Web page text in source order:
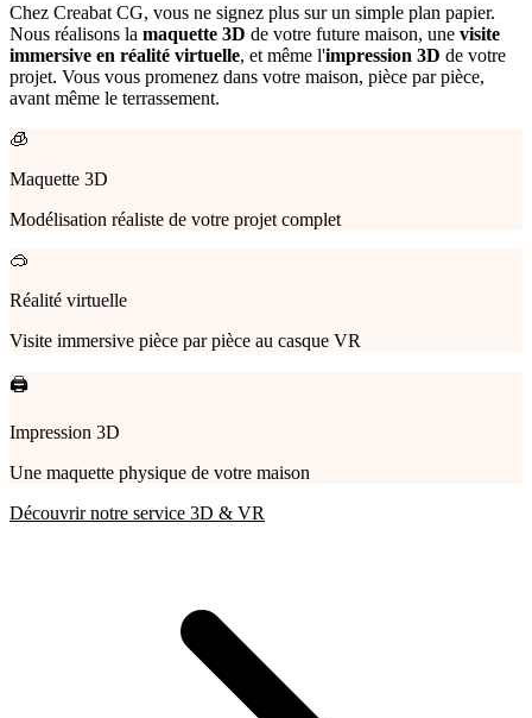
Chez Creabat CG, vous ne signez plus sur un simple plan papier.
Nous réalisons la maquette 3D de votre future maison, une visite
immersive en réalité virtuelle, et même l'impression 3D de votre
projet. Vous vous promenez dans votre maison, pièce par pièce,
avant même le terrassement.
🧊
Maquette 3D
Modélisation réaliste de votre projet complet
🥽
Réalité virtuelle
Visite immersive pièce par pièce au casque VR
🖨️
Impression 3D
Une maquette physique de votre maison
Découvrir notre service 3D & VR